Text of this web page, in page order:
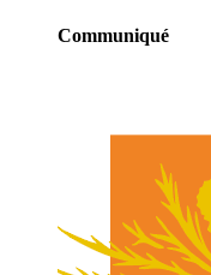
Communiqué